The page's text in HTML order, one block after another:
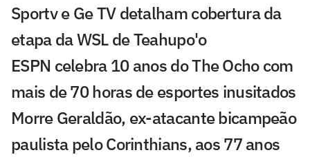
Sportv e Ge TV detalham cobertura da
etapa da WSL de Teahupo'o
ESPN celebra 10 anos do The Ocho com
mais de 70 horas de esportes inusitados
Morre Geraldão, ex-atacante bicampeão
paulista pelo Corinthians, aos 77 anos